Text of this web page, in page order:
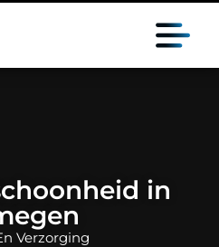
in
Verzorging